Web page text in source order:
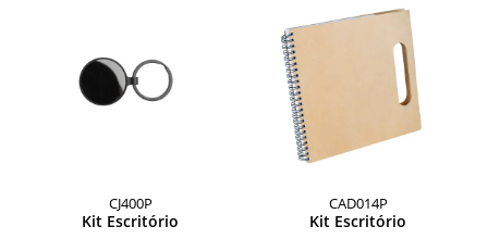
CJ400P
Kit Escritório
CAD014P
Kit Escritório